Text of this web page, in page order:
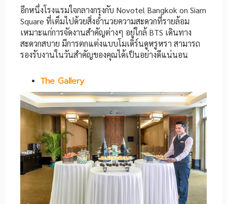
อีกหนึ่งโรงแรมใจกลางกรุงกับ Novotel Bangkok on Siam
Square ที่เต็มไปด้วยสิ่งอำนวยความสะดวกที่รายล้อม
เหมาะแก่การจัดงานสำคัญต่างๆ อยู่ใกล้ BTS เดินทาง
สะดวกสบาย มีการตกแต่งแบบโมเดิร์นดูหรูหรา สามารถ
รองรับงานในวันสำคัญของคุณได้เป็นอย่างดีแน่นอน
The Gallery